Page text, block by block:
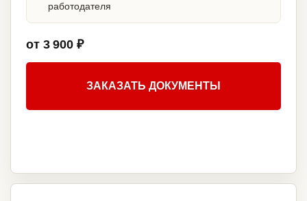
работодателя
от 3 900 ₽
ЗАКАЗАТЬ ДОКУМЕНТЫ